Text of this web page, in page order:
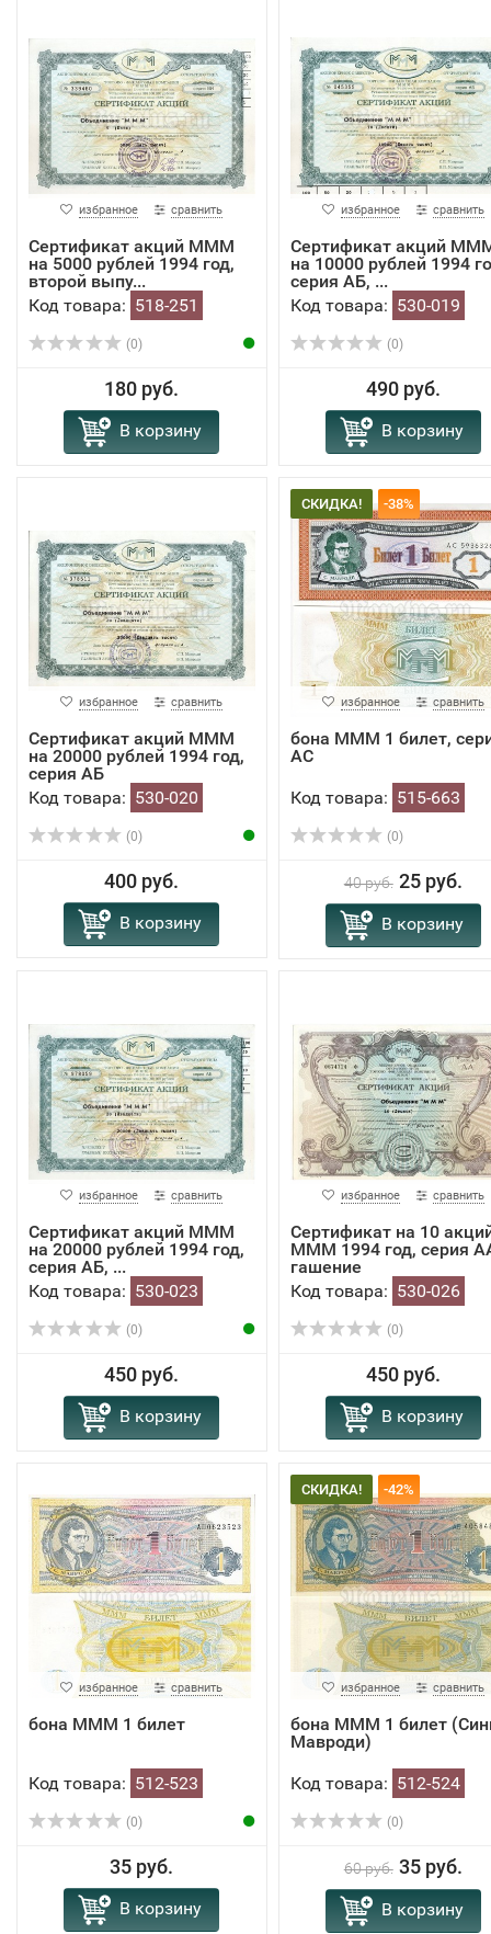
избранное сравнить
Сертификат акций МММ
на 5000 рублей 1994 год,
второй выпу...
Код товара: 518-251
(0)
180 руб.
В корзину
избранное сравнить
Сертификат акций
на 10000 рублей 1994
серия АБ, ...
Код товара: 530-019
(0)
490 руб.
В корзину
избранное сравнить
Сертификат акций МММ
на 20000 рублей 1994 год,
серия АБ
Код товара: 530-020
(0)
400 руб.
В корзину
СКИДКА! -38%
избранное сравнить
​бона МММ 1 билет,
АС
Код товара: 515-663
(0)
40 руб. 25 руб.
В корзину
избранное сравнить
Сертификат акций МММ
на 20000 рублей 1994 год,
серия АБ, ...
Код товара: 530-023
(0)
450 руб.
В корзину
избранное сравнить
Сертификат на 10
МММ 1994 год, серия
гашение
Код товара: 530-026
(0)
450 руб.
В корзину
избранное сравнить
бона МММ 1 билет
Код товара: 512-523
(0)
35 руб.
В корзину
СКИДКА! -42%
избранное сравнить
бона МММ 1 билет
Мавроди)
Код товара: 512-524
(0)
60 руб. 35 руб.
В корзину